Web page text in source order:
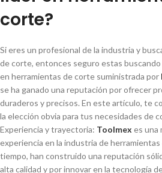
corte?
Si eres un profesional de la industria y
de corte, entonces seguro estas buscando
en herramientas de corte suministrada por
se ha ganado una reputación por ofrecer
duraderos y precisos. En este artí­culo, te
la elección obvia para tus necesidades de
Experiencia y trayectoria: Toolmex es una
experiencia en la industria de
tiempo, han construido una reputación
alta calidad y por innovar en la tecnologí­a